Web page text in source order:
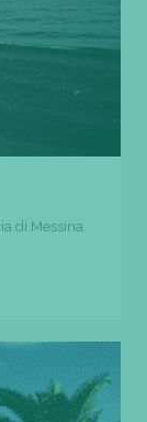
di Messina